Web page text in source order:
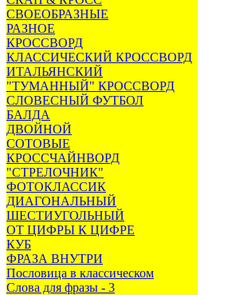
СВОЕОБРАЗНЫЕ
РАЗНОЕ
КРОССВОРД
КЛАССИЧЕСКИЙ КРОССВОРД
ИТАЛЬЯНСКИЙ
"ТУМАННЫЙ" КРОССВОРД
СЛОВЕСНЫЙ ФУТБОЛ
БАЛДА
ДВОЙНОЙ
СОТОВЫЕ
КРОССЧАЙНВОРД
"СТРЕЛОЧНИК"
ФОТОКЛАССИК
ДИАГОНАЛЬНЫЙ
ШЕСТИУГОЛЬНЫЙ
ОТ ЦИФРЫ К ЦИФРЕ
КУБ
ФРАЗА ВНУТРИ
Пословица в классическом
Слова для фразы - 3